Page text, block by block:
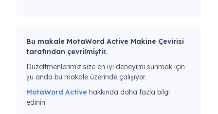
Bu makale MotaWord Active Makine Çevirisi
tarafından çevrilmiştir.
Düzeltmenlerimiz size en iyi deneyimi sunmak için
şu anda bu makale üzerinde çalışıyor.
MotaWord Active hakkında daha fazla bilgi
edinin.